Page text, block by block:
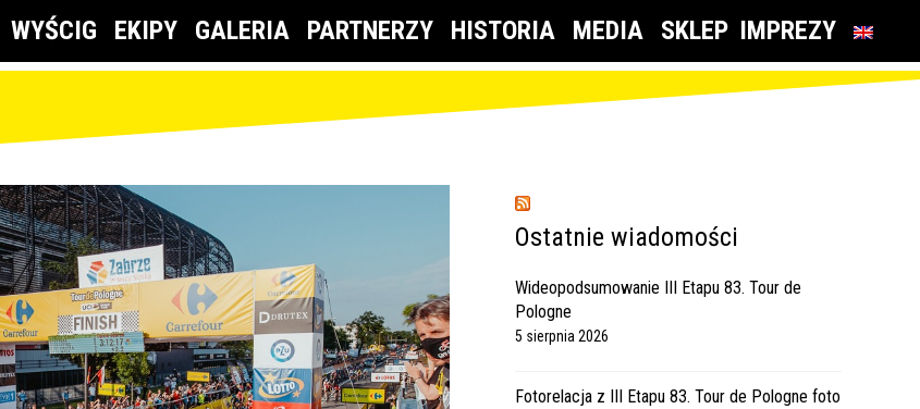
WYŚCIG EKIPY GALERIA PARTNERZY HISTORIA MEDIA SKLEP IMPREZY
Ostatnie wiadomości
Wideopodsumowanie III Etapu 83. Tour de
Pologne
5 sierpnia 2026
Fotorelacja z III Etapu 83. Tour de Pologne foto